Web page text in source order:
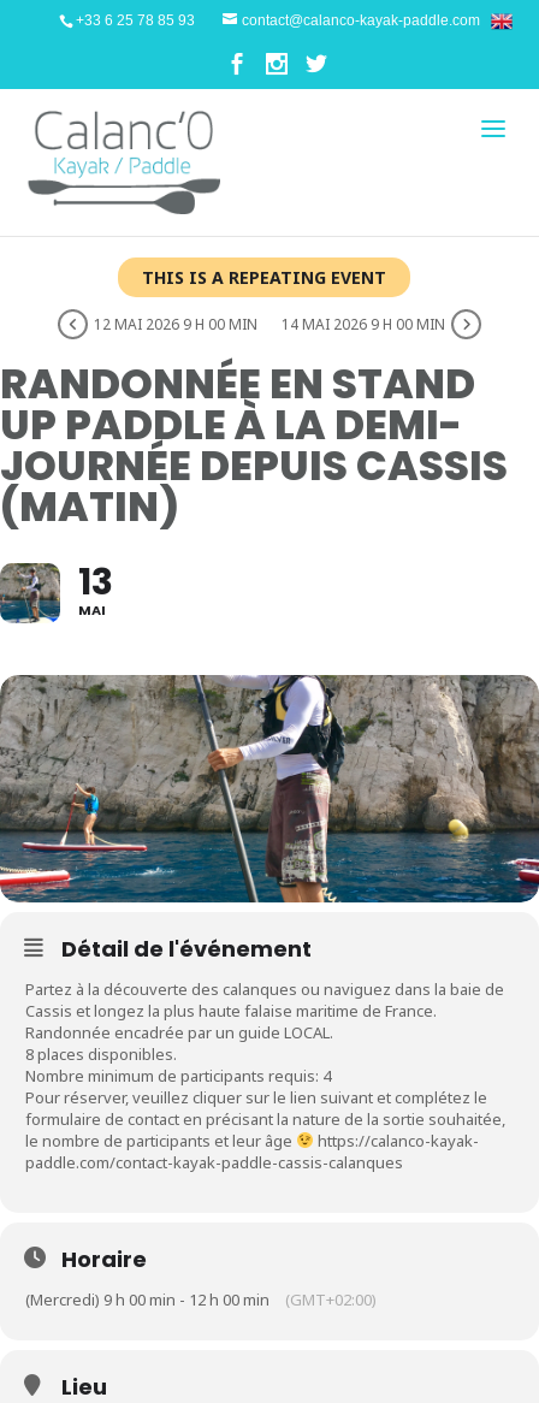
+33 6 25 78 85 93 contact@calanco-kayak-paddle.com
THIS IS A REPEATING EVENT
12 MAI 2026 9 H 00 MIN 14 MAI 2026 9 H 00 MIN
RANDONNÉE EN STAND
UP PADDLE À LA DEMI-
JOURNÉE DEPUIS CASSIS
(MATIN)
13
MAI
Détail de l'événement
Partez à la découverte des calanques ou naviguez dans la baie de
Cassis et longez la plus haute falaise maritime de France.
Randonnée encadrée par un guide LOCAL.
8 places disponibles.
Nombre minimum de participants requis: 4
Pour réserver, veuillez cliquer sur le lien suivant et complétez le
formulaire de contact en précisant la nature de la sortie souhaitée,
le nombre de participants et leur âge
https://calanco-kayak-
paddle.com/contact-kayak-paddle-cassis-calanques
Horaire
(Mercredi) 9 h 00 min - 12 h 00 min (GMT+02:00)
Lieu